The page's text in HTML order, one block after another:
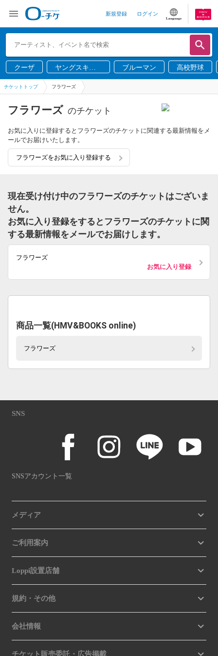
新規登録 ログイン
Language
クーザ
ヤングスキニ
ー
ブルーマン 高校野球
チケットトップ フラワーズ
フラワーズ のチケット
お気に入りに登録するとフラワーズのチケットに関連する最新情報をメ
ールでお届けいたします。
フラワーズをお気に入り登録する
現在受け付け中のフラワーズのチケットはございま
せん。
お気に入り登録をするとフラワーズのチケットに関
する最新情報をメールでお届けします。
フラワーズ
お気に入り登録
商品一覧(HMV&BOOKS online)
フラワーズ
SNS
SNSアカウント一覧
メディア
ご利用案内
Loppi設置店舗
規約・その他
会社情報
チケット販売委託・広告掲載